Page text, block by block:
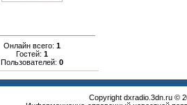
Онлайн всего: 1
Гостей: 1
Пользователей: 0
Copyright dxradio.3dn.ru ©